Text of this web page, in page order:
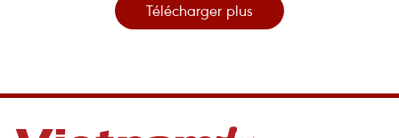
Télécharger plus